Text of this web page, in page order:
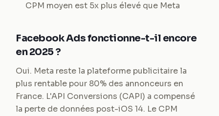
CPM moyen est 5x plus élevé que Meta
Facebook Ads fonctionne-t-il encore
en 2025 ?
Oui. Meta reste la plateforme publicitaire la
plus rentable pour 80% des annonceurs en
France. L'API Conversions (CAPI) a compensé
la perte de données post-iOS 14. Le CPM